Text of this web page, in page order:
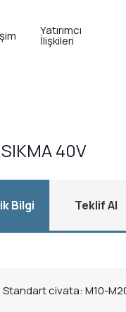
Yatırımcı
İlişkileri
40V
Bilgi Teklif Al
Standart civata: M10-